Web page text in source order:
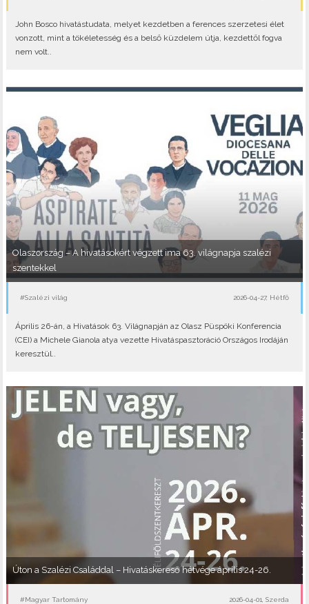
John Bosco hivatástudata, melyet kezdetben a ferences szerzetesi élet
vonzott, mint a tökéletesség és a belső küzdelem útja, kezdettől fogva
nem volt..
Olaszország – A hivatásokért végzett ima 63. világnapja szalézi
szentekkel
#Szalézi világ 2026-04-27, Hétfő
Április 26-án, a Hivatások 63. Világnapján az Olasz Püspöki Konferencia
(CEI) a Michele Gianola atya vezette Hivatáspasztoráció Országos Irodáján
keresztül..
Úton a Szalézi Családdal – Hivatáskereső hétvége április 24-26.
#Magyar Tartomány 2026-04-01, Szerda